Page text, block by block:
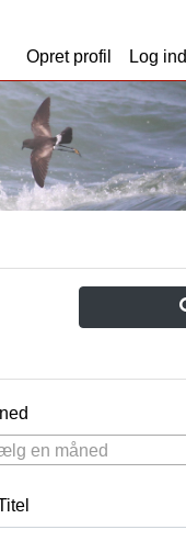
Opret profil Log ind
en måned